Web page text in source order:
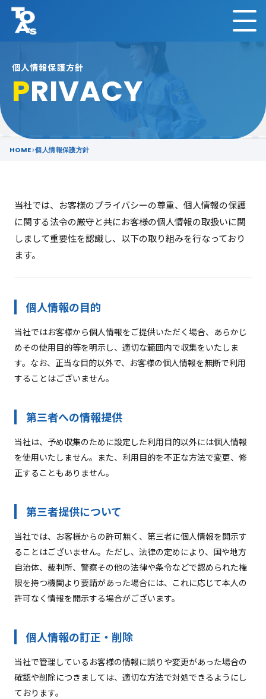
個人情報保護方針
PRIVACY
HOME 個人情報保護方針
当社では、お客様のプライバシーの尊重、個人情報の保護
に関する法令の厳守と共にお客様の個人情報の取扱いに関
しまして重要性を認識し、以下の取り組みを行なっており
ます。
個人情報の目的
当社ではお客様から個人情報をご提供いただく場合、あらかじ
めその使用目的等を明示し、適切な範囲内で収集をいたしま
す。なお、正当な目的以外で、お客様の個人情報を無断で利用
することはございません。
第三者への情報提供
当社は、予め収集のために設定した利用目的以外には個人情報
を使用いたしません。また、利用目的を不正な方法で変更、修
正することもありません。
第三者提供について
当社では、お客様からの許可無く、第三者に個人情報を開示す
ることはございません。ただし、法律の定めにより、国や地方
自治体、裁判所、警察その他の法律や条令などで認められた権
限を持つ機関より要請があった場合には、これに応じて本人の
許可なく情報を開示する場合がございます。
個人情報の訂正・削除
当社で管理しているお客様の情報に誤りや変更があった場合の
確認や削除につきましては、適切な方法で対処できるようにし
ております。